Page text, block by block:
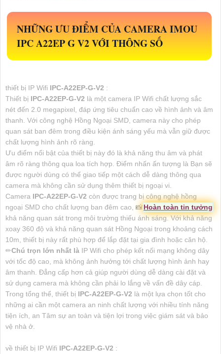
NHỮNG ƯU ĐIỂM CỦA CAMERA IMOU
IPC A22EP G V2 VỚI THÔNG SỐ
thiết bị IP Wifi IPC-A22EP-G-V2 :
Thiết bị IPC-A22EP-G-V2 là một camera IP Wifi chất lượng sắc
nét đến 2.0 megapixel, đáp ứng tiêu chuẩn cao về hình ảnh và âm
thanh. Với công nghệ Hồng Ngoại SMD, camera này cho phép
quan sát ban đêm trong điều kiện ánh sáng yếu mà vẫn giữ được
chất lượng hình ảnh rõ ràng.
Ưu điểm nổi bật của thiết bị này đó là khả năng thu âm và phát
âm rõ ràng thông qua loa tích hợp. Điểm nhấn ấn tượng là Bạn sẽ
được người dùng có thể giao tiếp một cách dễ dàng thông qua
camera mà không cần sử dụng thêm thiết bị ngoại vi.
Camera IPC-A22EP-G-V2 còn được trang bị công nghệ hồng
ngoại SMD cho chất lượng ban đêm cao, 📸Hoàn toàn tin tưởng
khả năng quan sát trong môi trường thiếu ánh sáng. Với khả năng
xoay 360 độ và khả năng quan sát Hồng Ngoại trong khoảng cách
10m, thiết bị này rất phù hợp để lắp đặt tại gia đình hoặc căn hộ.
✏Chú trọn lớn nhất là IP Wifi cho phép kết nối mạng không dây
với tốc độ cao, mà không ảnh hưởng tới chất lượng hình ảnh hay
âm thanh. Đẳng cấp hơn cả giúp người dùng dễ dàng cài đặt và
sử dụng camera mà không cần phải lo lắng về vấn đề dây cáp.
Trong tổng thể, thiết bị IPC-A22EP-G-V2 là một lựa chọn tốt cho
những ai cần một camera an ninh chất lượng với nhiều tính năng
tiện ích, an Tâm sự an toàn và tiện lợi trong việc giám sát và bảo
vệ nhà ở.
về thiết bị IP Wifi IPC-A22EP-G-V2 :